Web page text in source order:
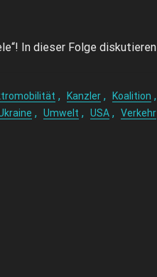
In dieser Folge diskutieren
, Kanzler , Koalition ,
, Umwelt , USA , Verkehr